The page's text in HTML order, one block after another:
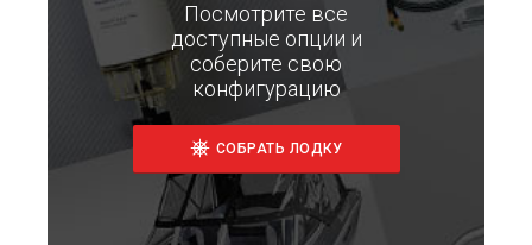
Посмотрите все
доступные опции и
соберите свою
конфигурацию
СОБРАТЬ ЛОДКУ